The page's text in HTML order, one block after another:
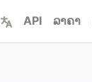
API ລາຄາ